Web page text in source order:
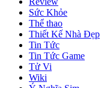
Sức Khỏe
Thể thao
Thiết Kế Nhà Đẹp
Tin Tức
Tin Tức Game
Tử Vi
Wiki